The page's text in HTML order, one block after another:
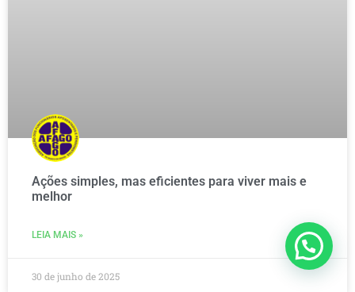
Ações simples, mas eficientes para viver mais e
melhor
LEIA MAIS »
30 de junho de 2025